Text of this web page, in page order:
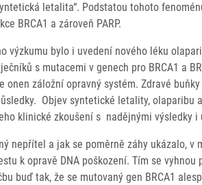
letalita“. Podstatou tohoto
BRCA1 a zároveň PARP.
výzkumu bylo i uvedení nového léku
s mutacemi v genech pro BRCA1 a
onen záložní opravný systém. Zdravé
Objev syntetické letality, olaparibu
klinické zkoušení s nadějnými výsledky
nepřítel a jak se poměrně záhy ukázalo,
k opravě DNA poškození. Tím se
buď tak, že se mutovaný gen BRCA1